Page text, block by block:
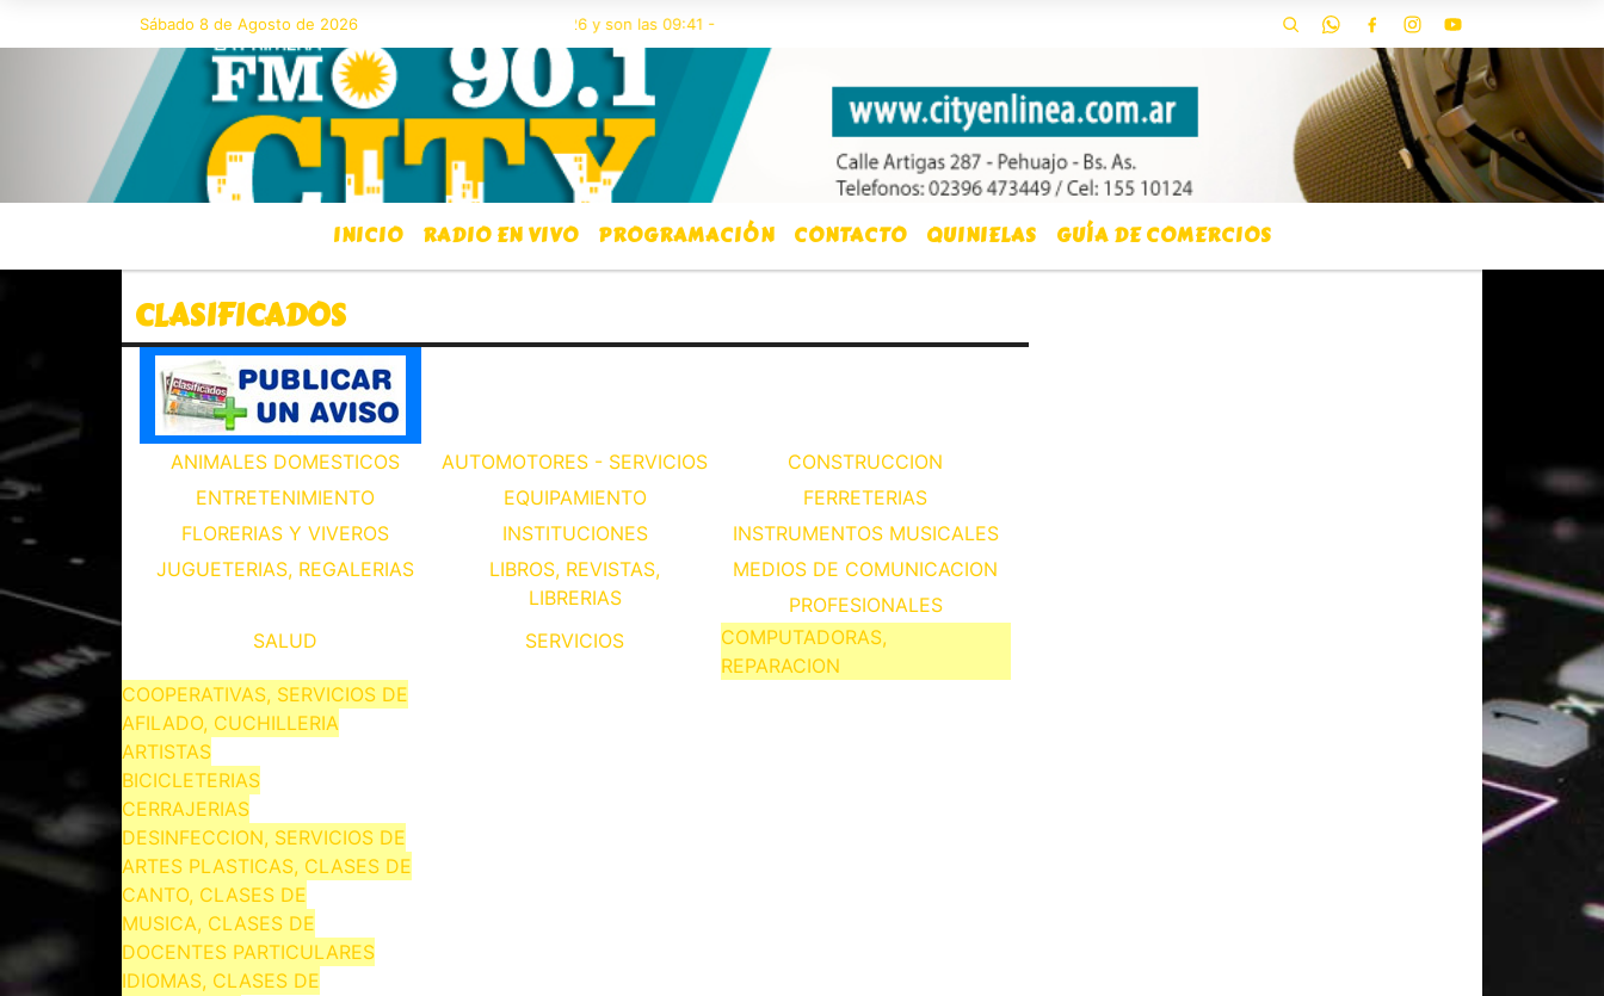
Sábado 8 de Agosto de 2026Hoy es Sábado 8 de Agosto de 2026 y son las 09:41 -
INICIO RADIO EN VIVO PROGRAMACIÓN CONTACTO QUINIELAS GUÍA DE COMERCIOS
CLASIFICADOS
ANIMALES DOMESTICOS AUTOMOTORES - SERVICIOS
CONSTRUCCION
ENTRETENIMIENTO
EQUIPAMIENTO
FERRETERIAS
FLORERIAS Y VIVEROS
INSTITUCIONES
INSTRUMENTOS MUSICALES
JUGUETERIAS, REGALERIAS
LIBROS, REVISTAS,
LIBRERIAS
MEDIOS DE COMUNICACION
PROFESIONALES
SALUD
SERVICIOS
COMPUTADORAS,
REPARACION
COOPERATIVAS, SERVICIOS DE
AFILADO, CUCHILLERIA
ARTISTAS
BICICLETERIAS
CERRAJERIAS
DESINFECCION, SERVICIOS DE
ARTES PLASTICAS, CLASES DE
CANTO, CLASES DE
MUSICA, CLASES DE
DOCENTES PARTICULARES
IDIOMAS, CLASES DE